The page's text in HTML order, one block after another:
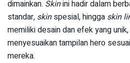
dimainkan. Skinini hadir dalam
standar, skinspesial, hingga skin
memiliki desain dan efek yang
menyesuaikan tampilan hero
mereka.